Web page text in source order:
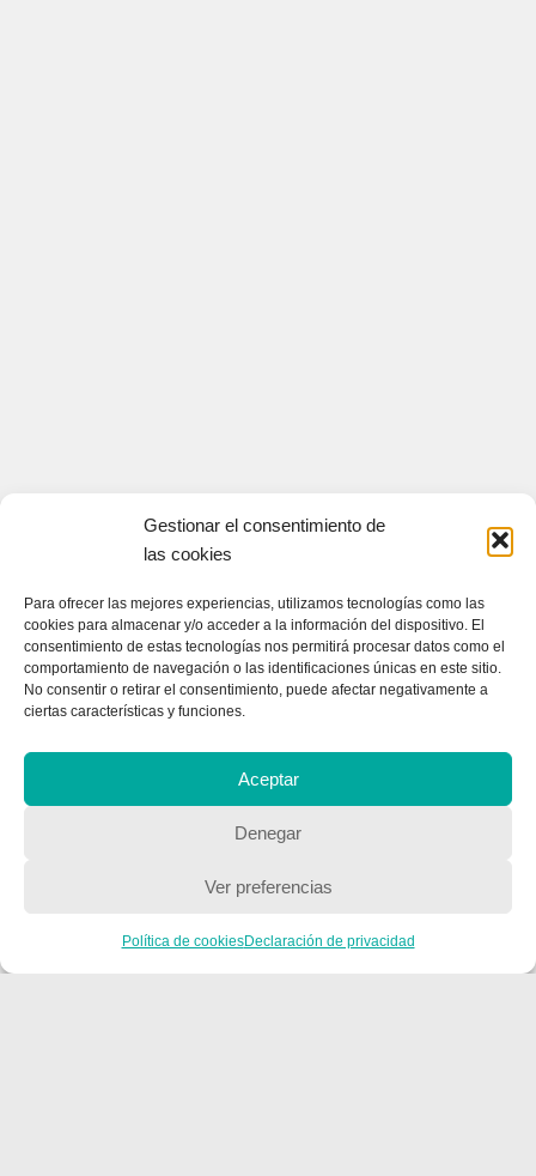
Gestionar el consentimiento de
las cookies
Para ofrecer las mejores experiencias, utilizamos tecnologías como las
cookies para almacenar y/o acceder a la información del dispositivo. El
consentimiento de estas tecnologías nos permitirá procesar datos como el
comportamiento de navegación o las identificaciones únicas en este sitio.
No consentir o retirar el consentimiento, puede afectar negativamente a
ciertas características y funciones.
Aceptar
Denegar
Ver preferencias
Política de cookiesDeclaración de privacidad
CONTACTA CON NOSOTROS
Contacto
QUIENES SOMOS
POLÍTICA DE PRIVACIDAD